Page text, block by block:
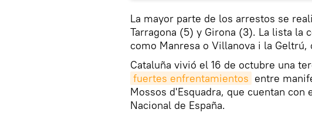
La mayor parte de los arrestos se
Tarragona (5) y Girona (3). La lista la
como Manresa o Villanova i la Geltrú,
Cataluña vivió el 16 de octubre una
fuertes enfrentamientos entre
Mossos d'Esquadra, que cuentan
Nacional de España.